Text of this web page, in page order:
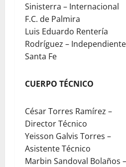
Sinisterra – Internacional
F.C. de Palmira
Luis Eduardo Rentería
Rodríguez – Independiente
Santa Fe
CUERPO TÉCNICO
César Torres Ramírez –
Director Técnico
Yeisson Galvis Torres –
Asistente Técnico
Marbin Sandoval Bolaños –